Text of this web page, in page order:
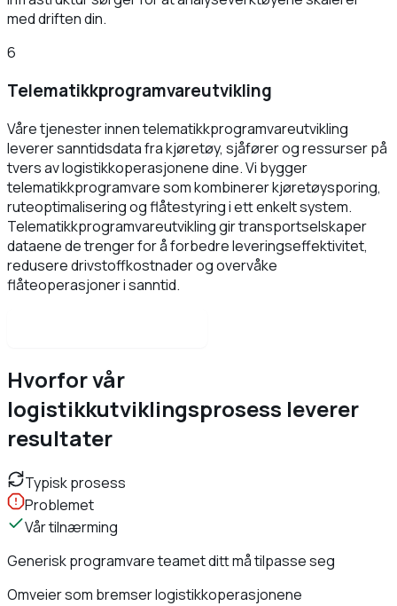
med driften din.
6
Telematikkprogramvareutvikling
Våre tjenester innen telematikkprogramvareutvikling
leverer sanntidsdata fra kjøretøy, sjåfører og ressurser på
tvers av logistikkoperasjonene dine. Vi bygger
telematikkprogramvare som kombinerer kjøretøysporing,
ruteoptimalisering og flåtestyring i ett enkelt system.
Telematikkprogramvareutvikling gir transportselskaper
dataene de trenger for å forbedre leveringseffektivitet,
redusere drivstoffkostnader og overvåke
flåteoperasjoner i sanntid.
Hvorfor vår
logistikkutviklingsprosess leverer
resultater
Typisk prosess
Problemet
Vår tilnærming
Generisk programvare teamet ditt må tilpasse seg
Omveier som bremser logistikkoperasjonene